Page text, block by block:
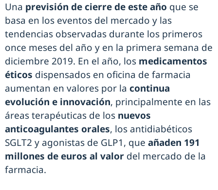
Una previsión de cierre de este año que se
basa en los eventos del mercado y las
tendencias observadas durante los primeros
once meses del año y en la primera semana de
diciembre 2019. En el año, los medicamentos
éticos dispensados en oficina de farmacia
aumentan en valores por la continua
evolución e innovación, principalmente en las
áreas terapéuticas de los nuevos
anticoagulantes orales, los antidiabéticos
SGLT2 y agonistas de GLP1, que añaden 191
millones de euros al valor del mercado de la
farmacia.